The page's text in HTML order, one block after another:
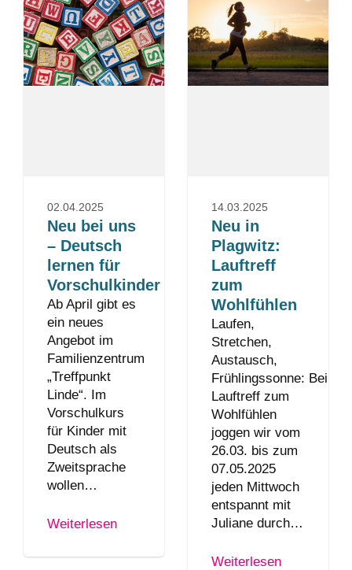
02.04.2025
Neu bei uns
– Deutsch
lernen für
Vorschulkinder
Ab April gibt es
ein neues
Angebot im
Familienzentrum
„Treffpunkt
Linde“. Im
Vorschulkurs
für Kinder mit
Deutsch als
Zweitsprache
wollen…
Weiterlesen
14.03.2025
Neu in
Plagwitz:
Lauftreff
zum
Wohlfühlen
Laufen,
Stretchen,
Austausch,
Frühlingssonne: Beim
Lauftreff zum
Wohlfühlen
joggen wir vom
26.03. bis zum
07.05.2025
jeden Mittwoch
entspannt mit
Juliane durch…
Weiterlesen